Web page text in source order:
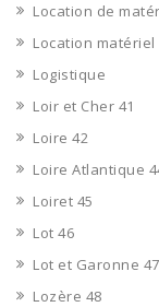
Location de
Location matériel
Logistique
Loir et Cher 41
Loire 42
Loire Atlantique
Loiret 45
Lot 46
Lot et Garonne 47
Lozère 48